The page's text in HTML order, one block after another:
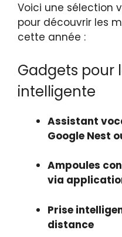
Voici une sélection
pour découvrir les
cette année :
Gadgets pour
intelligente
Assistant
Google Nest
Ampoules
via
Prise
distance